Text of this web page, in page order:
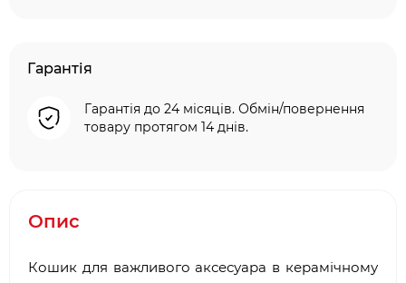
Гарантія
Гарантія до 24 місяців. Обмін/повернення
товару протягом 14 днів.
Опис
Кошик для важливого аксесуара в керамічному